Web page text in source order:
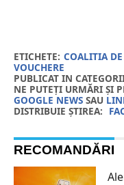
ETICHETE: COALITIA
VOUCHERE
PUBLICAT IN
NE PUTEȚI URMĂRI ȘI
GOOGLE NEWSSAU
DISTRIBUIE ȘTIREA:
RECOMANDĂRI